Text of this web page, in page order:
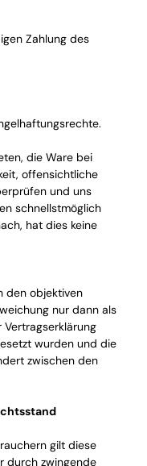
Zahlung des
die Ware bei
offensichtliche
und uns
schnellstmöglich
hat dies keine
den objektiven
nur dann als
wurden und die
zwischen den
gilt diese
durch zwingende